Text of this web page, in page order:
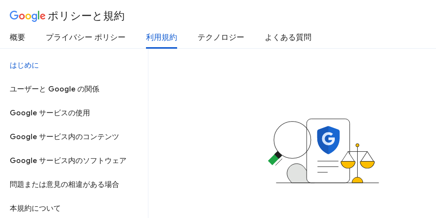
ポリシーと規約
概要 プライバシー ポリシー 利用規約 テクノロジー よくある質問
はじめに
ユーザーと Google の関係
Google サービスの使用
Google サービス内のコンテンツ
Google サービス内のソフトウェア
問題または意見の相違がある場合
本規約について